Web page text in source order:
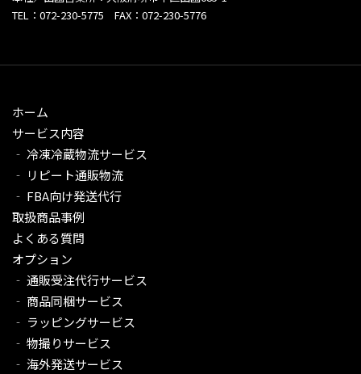
TEL：072-230-5775 FAX：072-230-5776
ホーム
サービス内容
‐ 冷凍冷蔵物流サービス
‐ リピート通販物流
‐ FBA向け発送代行
取扱商品事例
よくある質問
オプション
‐ 通販受注代行サービス​
‐ 商品同梱サービス
‐ ラッピングサービス
‐ 物撮りサービス
‐ 海外発送サービス